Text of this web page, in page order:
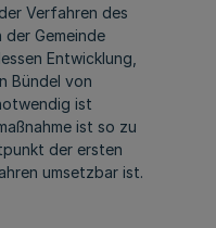
Verfahren des
der Gemeinde
Entwicklung,
Bündel von
ist
ist so zu
der ersten
umsetzbar ist.